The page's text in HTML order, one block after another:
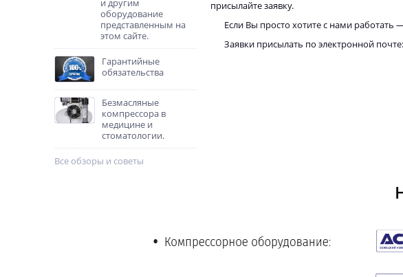
и другим
оборудование
представленным на
этом сайте.
Гарантийные
обязательства
Безмасляные
компрессора в
медицине и
стоматологии.
Все обзоры и советы
присылайте заявку.
Если Вы просто хотите с нами работать
Заявки присылать по электронной почте: